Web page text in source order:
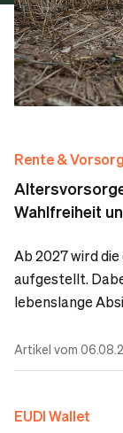
Rente &
Wahlfreiheit
Ab 2027 wird
aufgestellt.
lebenslange
Artikel vom
EUDI Wallet